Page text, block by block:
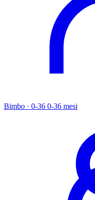
Bimbo · 0-36 0-36 mesi